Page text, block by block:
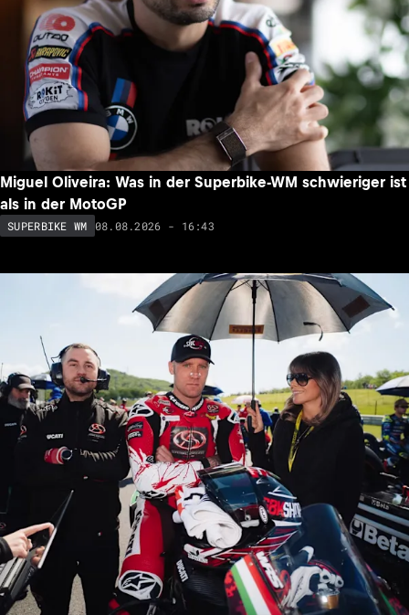
Miguel Oliveira: Was in der Superbike-WM schwieriger ist
als in der MotoGP
SUPERBIKE WM 08.08.2026 - 16:43